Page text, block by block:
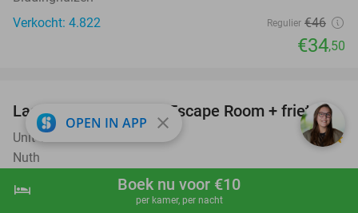
shopping_cart Boek nu
hotel Boek nu voor €10
per kamer, per nacht
Verkocht: 4.822
Regulier €46
€34,50
39%
Laser Maze + X-Cube Escape Room + friet
Unit 13 8.6star
Nuth
Verkocht: 431
OPEN IN APP close